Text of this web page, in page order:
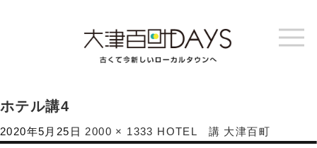
ホテル講4
2020年5月25日 2000 × 1333 HOTEL 講 大津百町